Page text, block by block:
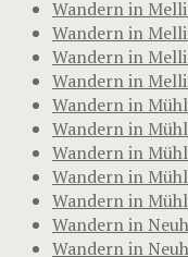
Wandern in
Wandern in
Wandern in
Wandern in
Wandern in
Wandern in
Wandern in
Wandern in
Wandern in
Wandern in
Wandern in